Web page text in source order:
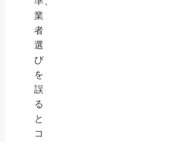
業
者
選
び
を
誤
る
と
コ